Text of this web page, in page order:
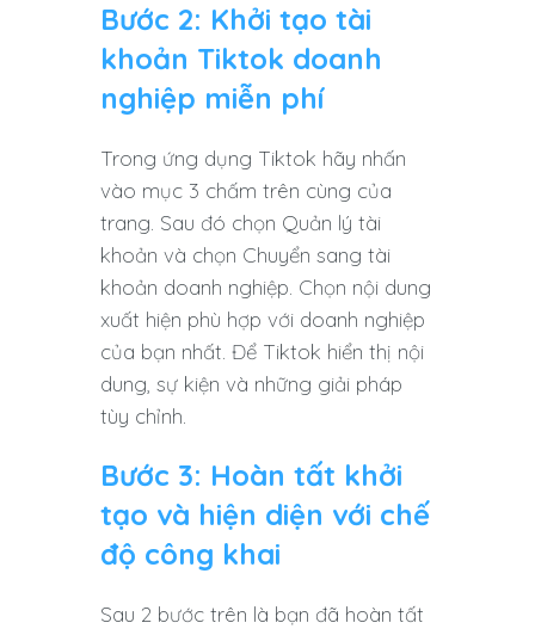
Bước 2: Khởi tạo tài
khoản Tiktok doanh
nghiệp miễn phí
Trong ứng dụng Tiktok hãy nhấn
vào mục 3 chấm trên cùng của
trang. Sau đó chọn Quản lý tài
khoản và chọn Chuyển sang tài
khoản doanh nghiệp. Chọn nội dung
xuất hiện phù hợp với doanh nghiệp
của bạn nhất. Để Tiktok hiển thị nội
dung, sự kiện và những giải pháp
tùy chỉnh.
Bước 3: Hoàn tất khởi
tạo và hiện diện với chế
độ công khai
Sau 2 bước trên là bạn đã hoàn tất